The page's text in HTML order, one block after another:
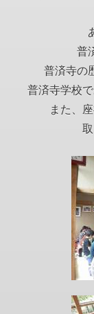
普
普済寺の
普済寺学校
また、